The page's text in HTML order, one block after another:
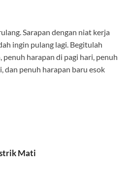
Sarapan dengan niat kerja
ingin pulang lagi. Begitulah
harapan di pagi hari, penuh
dan penuh harapan baru esok
Mati